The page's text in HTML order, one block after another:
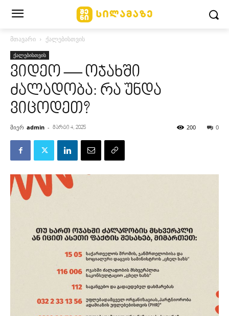
მთავარი ქალებისთვის
ქალებისთვის
ვიდეო — ოჯახში
ძალადობა: რა უნდა
ვიცოდეთ?
მიერ admin - მარტი 4, 2025 0
200